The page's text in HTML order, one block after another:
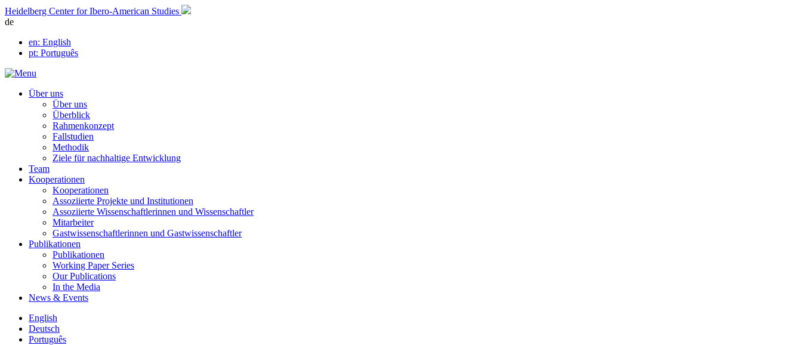
Skip
to
Heidelberg Center for Ibero-American Studies
de
en: English
pt: Português
Über uns
Über uns
Überblick
Rahmenkonzept
Fallstudien
Methodik
Ziele für nachhaltige Entwicklung
Team
Kooperationen
Kooperationen
Assoziierte Projekte und Institutionen
Assoziierte Wissenschaftlerinnen und Wissenschaftler
Mitarbeiter
Gastwissenschaftlerinnen und Gastwissenschaftler
Publikationen
Publikationen
Working Paper Series
Our Publications
In the Media
News & Events
English
Deutsch
Português